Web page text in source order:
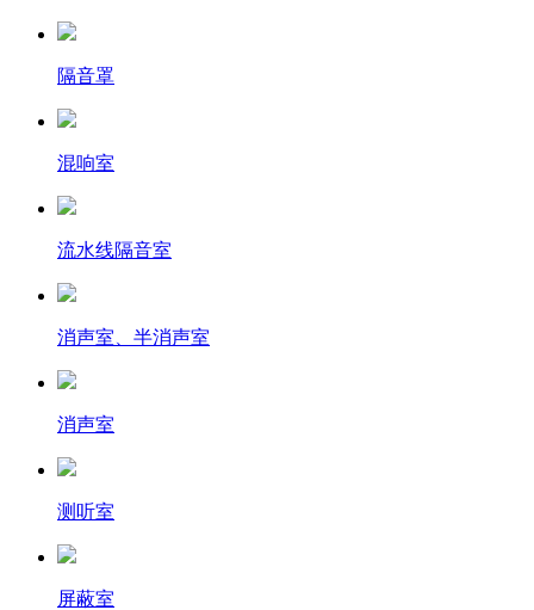
隔音罩
混响室
流水线隔音室
消声室、半消声室
消声室
测听室
屏蔽室